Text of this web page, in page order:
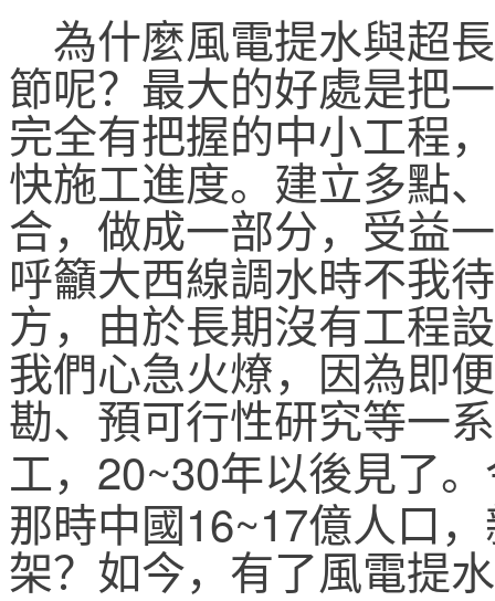
為什麼風電提水與超
節呢？最大的好處是把
完全有把握的中小工程
快施工進度。建立多點
合，做成一部分，受益
呼籲大西線調水時不我
方，由於長期沒有工程
我們心急火燎，因為即
勘、預可行性研究等一
工， 20~30年以後見了
那時中國 16~17億人口
架？如今，有了風電提